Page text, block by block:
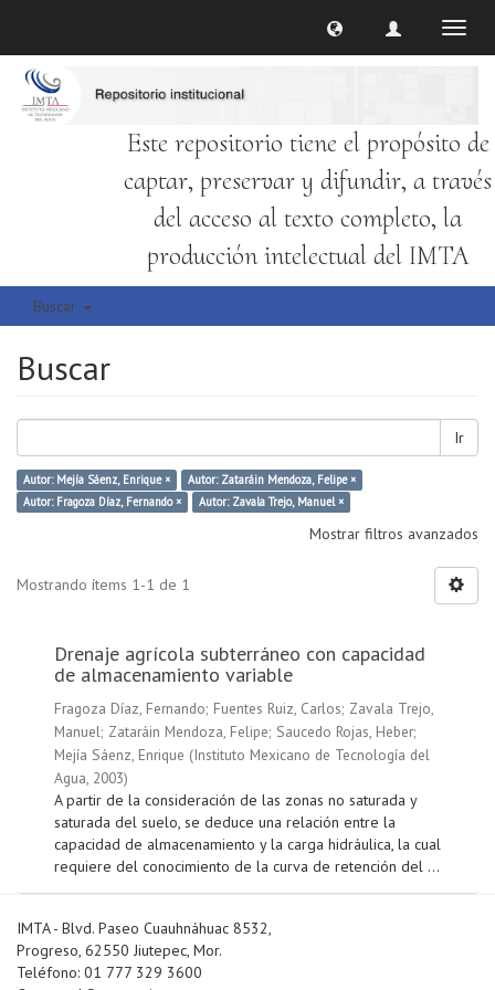
Este repositorio tiene el propósito de
captar, preservar y difundir, a través
del acceso al texto completo, la
producción intelectual del IMTA
Buscar
Buscar
Ir
Autor: Mejía Sáenz, Enrique ×
Autor: Zataráin Mendoza, Felipe ×
Autor: Fragoza Díaz, Fernando ×
Autor: Zavala Trejo, Manuel ×
Mostrar filtros avanzados
Mostrando ítems 1-1 de 1
Drenaje agrícola subterráneo con capacidad
de almacenamiento variable
Fragoza Díaz, Fernando; Fuentes Ruiz, Carlos; Zavala Trejo,
Manuel; Zataráin Mendoza, Felipe; Saucedo Rojas, Heber;
Mejía Sáenz, Enrique (Instituto Mexicano de Tecnología del
Agua, 2003)
A partir de la consideración de las zonas no saturada y
saturada del suelo, se deduce una relación entre la
capacidad de almacenamiento y la carga hidráulica, la cual
requiere del conocimiento de la curva de retención del ...
IMTA - Blvd. Paseo Cuauhnáhuac 8532,
Progreso, 62550 Jiutepec, Mor.
Teléfono: 01 777 329 3600